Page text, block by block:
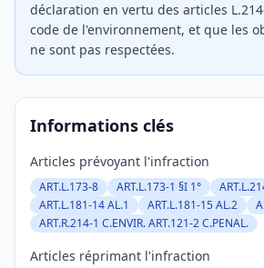
déclaration en vertu des articles
code de l'environnement, et que les
ne sont pas respectées.
Informations clés
Articles prévoyant l'infraction
ART.L.173-8 ART.L.173-1 §I 1°
ART.L.181-14 AL.1
ART.L.181-15 AL.2
ART.R.214-1 C.ENVIR. ART.121-2 C.PENAL.
Articles réprimant l'infraction